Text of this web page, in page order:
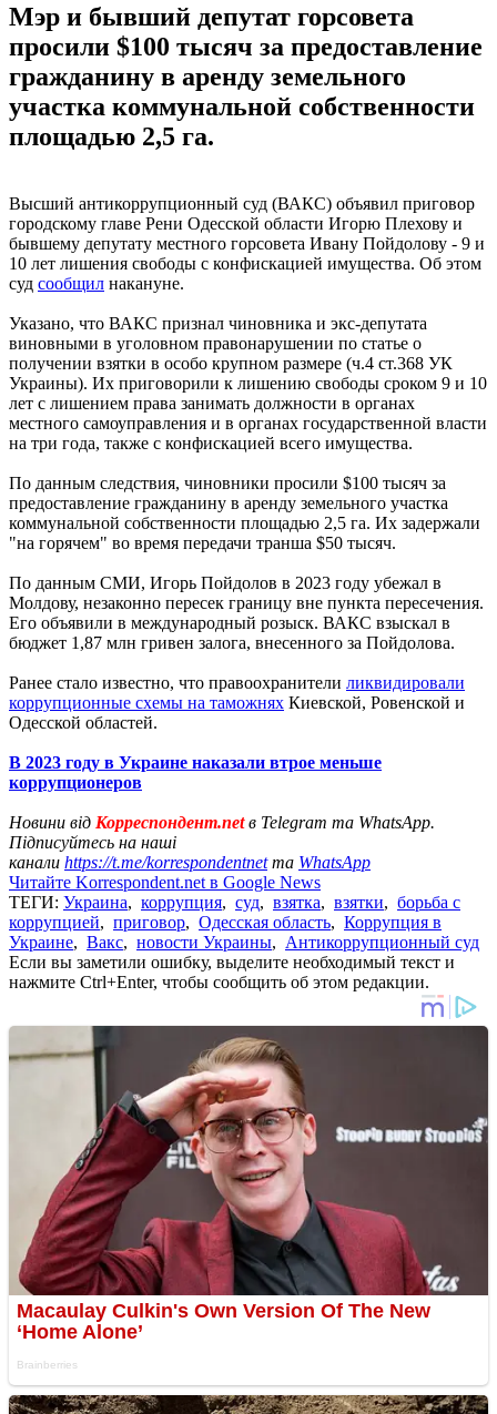
Мэр и бывший депутат горсовета
просили $100 тысяч за предоставление
гражданину в аренду земельного
участка коммунальной собственности
площадью 2,5 га.
Высший антикоррупционный суд (ВАКС) объявил приговор
городскому главе Рени Одесской области Игорю Плехову и
бывшему депутату местного горсовета Ивану Пойдолову - 9 и
10 лет лишения свободы с конфискацией имущества. Об этом
суд сообщил накануне.
Указано, что ВАКС признал чиновника и экс-депутата
виновными в уголовном правонарушении по статье о
получении взятки в особо крупном размере (ч.4 ст.368 УК
Украины). Их приговорили к лишению свободы сроком 9 и 10
лет с лишением права занимать должности в органах
местного самоуправления и в органах государственной власти
на три года, также с конфискацией всего имущества.
По данным следствия, чиновники просили $100 тысяч за
предоставление гражданину в аренду земельного участка
коммунальной собственности площадью 2,5 га. Их задержали
"на горячем" во время передачи транша $50 тысяч.
По данным СМИ, Игорь Пойдолов в 2023 году убежал в
Молдову, незаконно пересек границу вне пункта пересечения.
Его объявили в международный розыск. ВАКС взыскал в
бюджет 1,87 млн гривен залога, внесенного за Пойдолова.
Ранее стало известно, что правоохранители ликвидировали
коррупционные схемы на таможнях Киевской, Ровенской и
Одесской областей.
В 2023 году в Украине наказали втрое меньше
коррупционеров
Новини від Корреспондент.netв Telegram та WhatsApp.
Підписуйтесь на наші
канали https://t.me/korrespondentnetта WhatsApp
Читайте Korrespondent.net в Google News
ТЕГИ: Украина, коррупция, суд, взятка, взятки, борьба с
коррупцией, приговор, Одесская область, Коррупция в
Украине, Вакс, новости Украины, Антикоррупционный суд
Если вы заметили ошибку, выделите необходимый текст и
нажмите Ctrl+Enter, чтобы сообщить об этом редакции.